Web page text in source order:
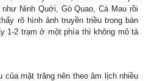
Ninh Quới, Gò Quao, Cà Mau rồi
rõ hình ảnh truyền triều trong bán
1-2 trạm ở một phía thì không mô tả
của mặt trăng nên theo âm lịch nhiều